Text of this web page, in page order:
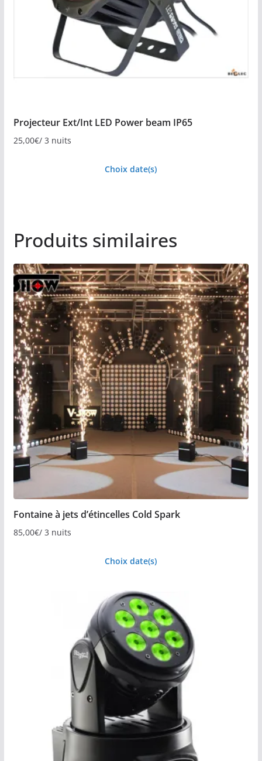
Projecteur Ext/Int LED Power beam IP65
25,00€/ 3 nuits
Choix date(s)
Produits similaires
Fontaine à jets d’étincelles Cold Spark
85,00€/ 3 nuits
Choix date(s)